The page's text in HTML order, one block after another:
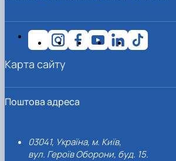
Поштова адреса
03041, Україна, м. Київ,
вул. Героїв Оборони, буд. 15.
Карта сайту